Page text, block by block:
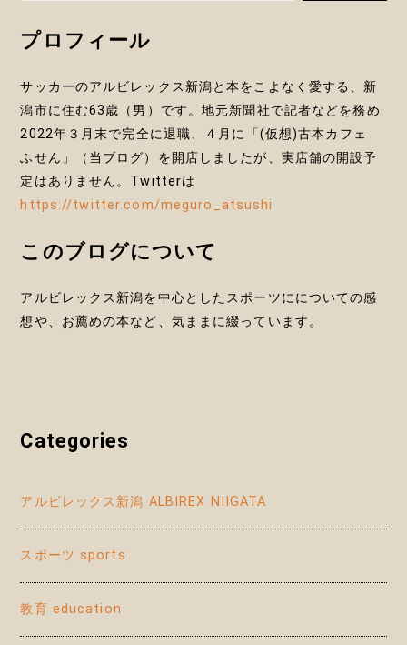
ン
プロフィール
サッカーのアルビレックス新潟と本をこよなく愛する、新
潟市に住む63歳（男）です。地元新聞社で記者などを務め
2022年３月末で完全に退職、４月に「(仮想)古本カフェ
ふせん」（当ブログ）を開店しましたが、実店舗の開設予
定はありません。Twitterは
https://twitter.com/meguro_atsushi
このブログについて
アルビレックス新潟を中心としたスポーツにについての感
想や、お薦めの本など、気ままに綴っています。
Categories
アルビレックス新潟 ALBIREX NIIGATA
スポーツ sports
教育 education